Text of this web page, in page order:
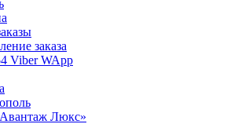
заказа
Viber WApp
Люкс»